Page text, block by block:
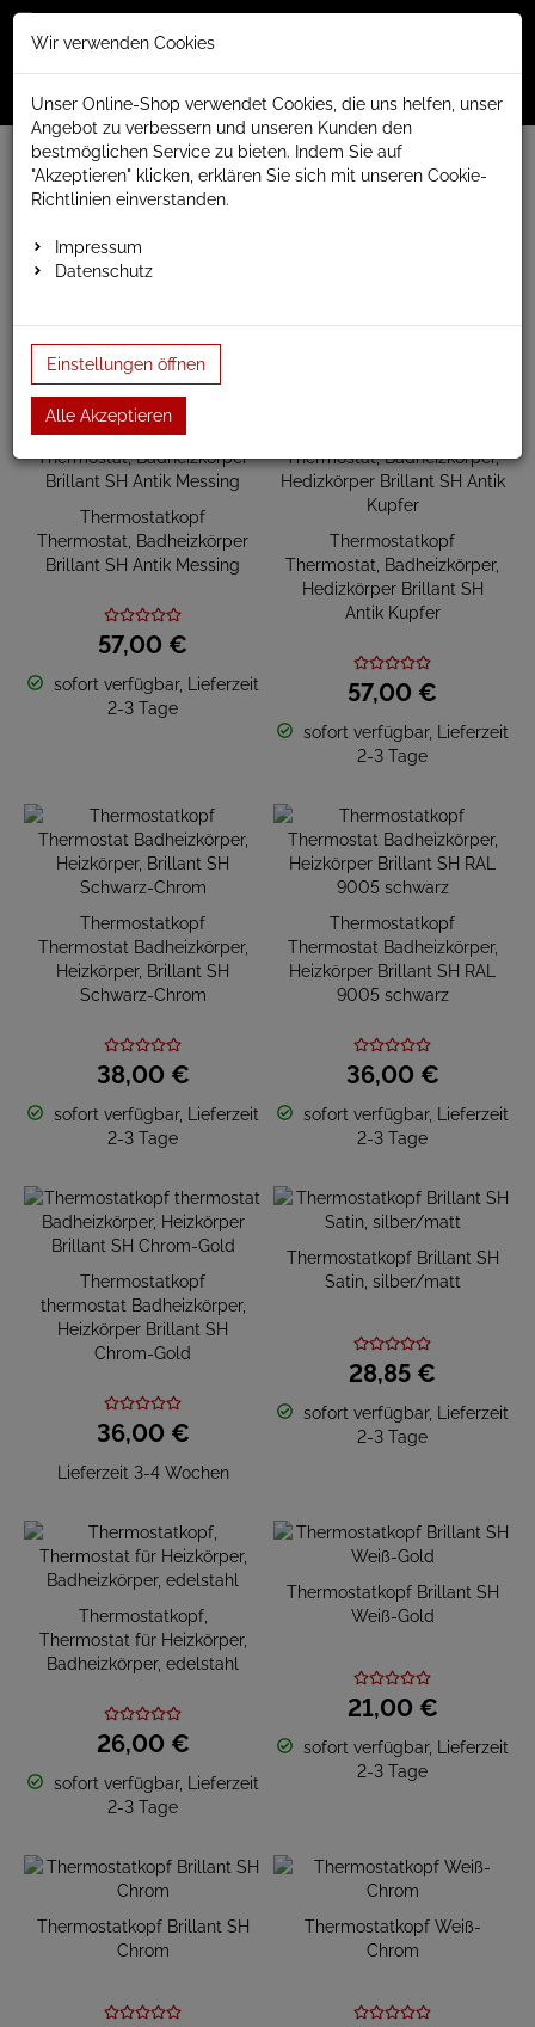
Menü
www.anapont.eu
Heizkörperzubehör
Heizkörperanschlüsse und Ventile
30x1,5 (Schlosser,für Heimeier)
Thermostatkopf
Thermostat, Badheizkörper
Brillant SH Antik Messing
57,00 €
sofort verfügbar, Lieferzeit
2-3 Tage
Thermostatkopf
Thermostat, Badheizkörper,
Hedizkörper Brillant SH
Antik Kupfer
57,00 €
sofort verfügbar, Lieferzeit
2-3 Tage
Thermostatkopf
Thermostat Badheizkörper,
Heizkörper, Brillant SH
Schwarz-Chrom
38,00 €
sofort verfügbar, Lieferzeit
2-3 Tage
Thermostatkopf
Thermostat Badheizkörper,
Heizkörper Brillant SH RAL
9005 schwarz
36,00 €
sofort verfügbar, Lieferzeit
2-3 Tage
Thermostatkopf
thermostat Badheizkörper,
Heizkörper Brillant SH
Chrom-Gold
36,00 €
Lieferzeit 3-4 Wochen
Thermostatkopf Brillant SH
Satin, silber/matt
28,85 €
sofort verfügbar, Lieferzeit
2-3 Tage
Thermostatkopf,
Thermostat für Heizkörper,
Badheizkörper, edelstahl
26,00 €
sofort verfügbar, Lieferzeit
2-3 Tage
Thermostatkopf Brillant SH
Weiß-Gold
21,00 €
sofort verfügbar, Lieferzeit
2-3 Tage
Thermostatkopf Brillant SH
Chrom
Thermostatkopf Weiß-
Chrom
Wir verwenden Cookies
Unser Online-Shop verwendet Cookies, die uns helfen, unser
Angebot zu verbessern und unseren Kunden den
bestmöglichen Service zu bieten. Indem Sie auf
"Akzeptieren" klicken, erklären Sie sich mit unseren Cookie-
Richtlinien einverstanden.
Impressum
Datenschutz
Einstellungen öffnen
Alle Akzeptieren